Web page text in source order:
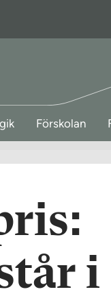
Förskolan
i